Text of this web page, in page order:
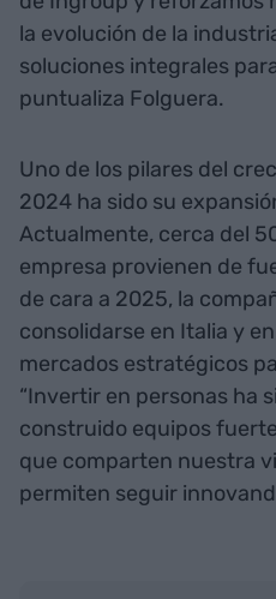
la evolución de la
soluciones integrales
puntualiza Folguera.
Uno de los pilares del
2024 ha sido su
Actualmente, cerca del
empresa provienen de
de cara a 2025, la
consolidarse en Italia y
mercados estratégicos
“Invertir en personas ha
construido equipos
que comparten nuestra
permiten seguir